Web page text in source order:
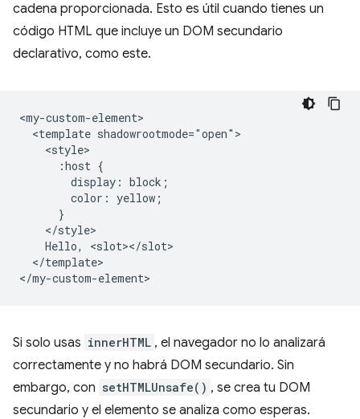
cadena proporcionada. Esto es útil cuando tienes un
código HTML que incluye un DOM secundario
declarativo, como este.
<my-custom-element>
  <template shadowrootmode="open">
    <style>
      :host {
        display: block;
        color: yellow;
      }
    </style>
    Hello, <slot></slot>
  </template>
Si solo usas innerHTML , el navegador no lo analizará
correctamente y no habrá DOM secundario. Sin
embargo, con setHTMLUnsafe() , se crea tu DOM
secundario y el elemento se analiza como esperas.